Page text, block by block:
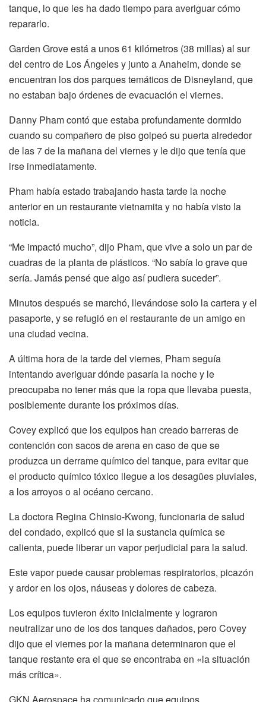
tanque, lo que les ha dado tiempo para averiguar cómo
repararlo.
Garden Grove está a unos 61 kilómetros (38 millas) al sur
del centro de Los Ángeles y junto a Anaheim, donde se
encuentran los dos parques temáticos de Disneyland, que
no estaban bajo órdenes de evacuación el viernes.
Danny Pham contó que estaba profundamente dormido
cuando su compañero de piso golpeó su puerta alrededor
de las 7 de la mañana del viernes y le dijo que tenía que
irse inmediatamente.
Pham había estado trabajando hasta tarde la noche
anterior en un restaurante vietnamita y no había visto la
noticia.
“Me impactó mucho”, dijo Pham, que vive a solo un par de
cuadras de la planta de plásticos. “No sabía lo grave que
sería. Jamás pensé que algo así pudiera suceder”.
Minutos después se marchó, llevándose solo la cartera y el
pasaporte, y se refugió en el restaurante de un amigo en
una ciudad vecina.
A última hora de la tarde del viernes, Pham seguía
intentando averiguar dónde pasaría la noche y le
preocupaba no tener más que la ropa que llevaba puesta,
posiblemente durante los próximos días.
Covey explicó que los equipos han creado barreras de
contención con sacos de arena en caso de que se
produzca un derrame químico del tanque, para evitar que
el producto químico tóxico llegue a los desagües pluviales,
a los arroyos o al océano cercano.
La doctora Regina Chinsio-Kwong, funcionaria de salud
del condado, explicó que si la sustancia química se
calienta, puede liberar un vapor perjudicial para la salud.
Este vapor puede causar problemas respiratorios, picazón
y ardor en los ojos, náuseas y dolores de cabeza.
Los equipos tuvieron éxito inicialmente y lograron
neutralizar uno de los dos tanques dañados, pero Covey
dijo que el viernes por la mañana determinaron que el
tanque restante era el que se encontraba en «la situación
más crítica».
GKN Aerospace ha comunicado que equipos